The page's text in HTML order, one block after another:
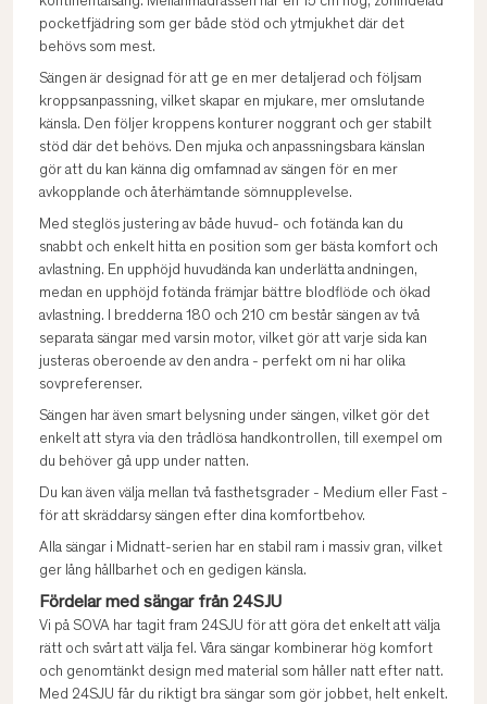
pocketfjädring som ger både stöd och ytmjukhet där det
behövs som mest.
Sängen är designad för att ge en mer detaljerad och följsam
kroppsanpassning, vilket skapar en mjukare, mer omslutande
känsla. Den följer kroppens konturer noggrant och ger stabilt
stöd där det behövs. Den mjuka och anpassningsbara känslan
gör att du kan känna dig omfamnad av sängen för en mer
avkopplande och återhämtande sömnupplevelse.
Med steglös justering av både huvud- och fotända kan du
snabbt och enkelt hitta en position som ger bästa komfort och
avlastning. En upphöjd huvudända kan underlätta andningen,
medan en upphöjd fotända främjar bättre blodflöde och ökad
avlastning. I bredderna 180 och 210 cm består sängen av två
separata sängar med varsin motor, vilket gör att varje sida kan
justeras oberoende av den andra - perfekt om ni har olika
sovpreferenser.
Sängen har även smart belysning under sängen, vilket gör det
enkelt att styra via den trådlösa handkontrollen, till exempel om
du behöver gå upp under natten.
Du kan även välja mellan två fasthetsgrader - Medium eller Fast -
för att skräddarsy sängen efter dina komfortbehov.
Alla sängar i Midnatt-serien har en stabil ram i massiv gran, vilket
ger lång hållbarhet och en gedigen känsla.
Fördelar med sängar från 24SJU
Vi på SOVA har tagit fram 24SJU för att göra det enkelt att välja
rätt och svårt att välja fel. Våra sängar kombinerar hög komfort
och genomtänkt design med material som håller natt efter natt.
Med 24SJU får du riktigt bra sängar som gör jobbet, helt enkelt.